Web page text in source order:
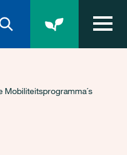
Mobiliteitsprogramma´s